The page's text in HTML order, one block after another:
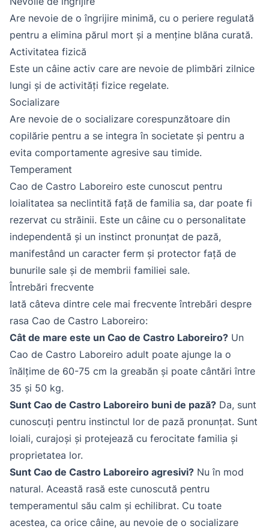
Are nevoie de o îngrijire minimă, cu o periere regulată
pentru a elimina părul mort și a menține blăna curată.
Activitatea fizică
Este un câine activ care are nevoie de plimbări zilnice
lungi și de activități fizice regelate.
Socializare
Are nevoie de o socializare corespunzătoare din
copilărie pentru a se integra în societate și pentru a
evita comportamente agresive sau timide.
Temperament
Cao de Castro Laboreiro este cunoscut pentru
loialitatea sa neclintită față de familia sa, dar poate fi
rezervat cu străinii. Este un câine cu o personalitate
independentă și un instinct pronunțat de pază,
manifestând un caracter ferm și protector față de
bunurile sale și de membrii familiei sale.
Întrebări frecvente
Iată câteva dintre cele mai frecvente întrebări despre
rasa Cao de Castro Laboreiro:
Cât de mare este un Cao de Castro Laboreiro? Un
Cao de Castro Laboreiro adult poate ajunge la o
înălțime de 60-75 cm la greabăn și poate cântări între
35 și 50 kg.
Sunt Cao de Castro Laboreiro buni de pază? Da, sunt
cunoscuți pentru instinctul lor de pază pronunțat. Sunt
loiali, curajoși și protejează cu ferocitate familia și
proprietatea lor.
Sunt Cao de Castro Laboreiro agresivi? Nu în mod
natural. Această rasă este cunoscută pentru
temperamentul său calm și echilibrat. Cu toate
acestea, ca orice câine, au nevoie de o socializare